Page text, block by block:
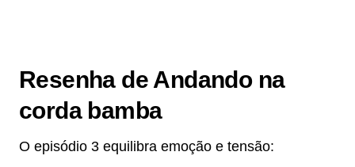
Resenha de Andando na
corda bamba
O episódio 3 equilibra emoção e tensão: